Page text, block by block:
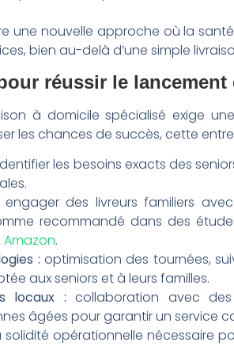
une nouvelle approche où la
bien au-delà d’une simple
réussir le
à domicile spécialisé exige
les chances de succès, cette
les besoins exacts des
engager des livreurs familiers
recommandé dans des
Amazon.
: optimisation des tournées,
aux seniors et à leurs familles.
locaux : collaboration avec
âgées pour garantir un service
opérationnelle nécessaire